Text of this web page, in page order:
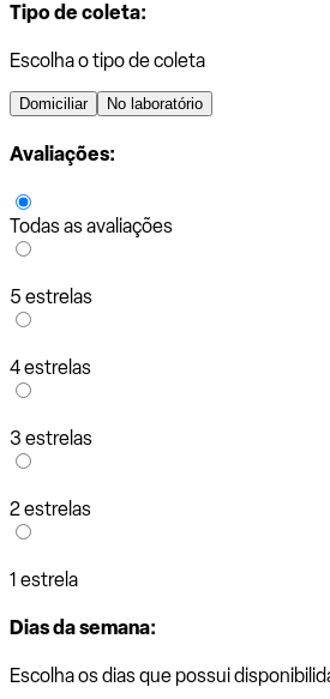
Tipo de coleta:
Escolha o tipo de coleta
Domiciliar No laboratório
Avaliações:
Todas as avaliações
5 estrelas
4 estrelas
3 estrelas
2 estrelas
1 estrela
Dias da semana:
Escolha os dias que possui